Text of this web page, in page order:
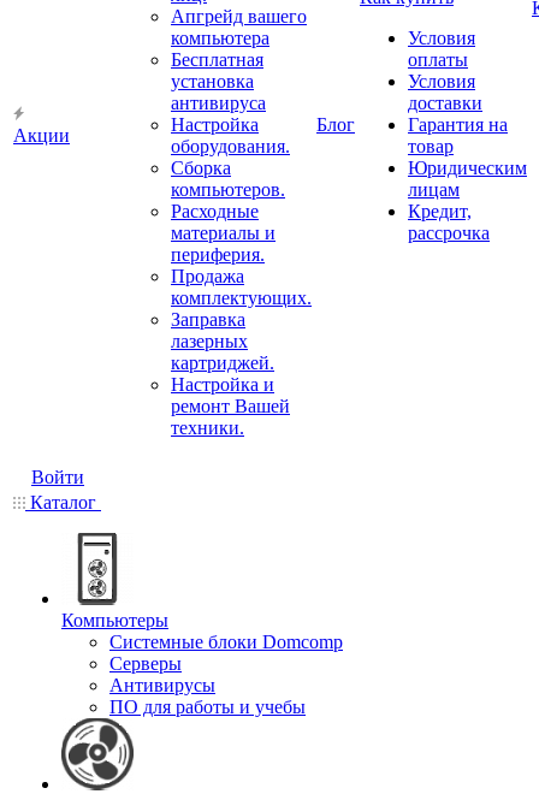
Акции
Апгрейд вашего
компьютера
Бесплатная
установка
антивируса
Настройка
оборудования.
Сборка
компьютеров.
Расходные
материалы и
периферия.
Продажа
комплектующих.
Заправка
лазерных
картриджей.
Настройка и
ремонт Вашей
техники.
Блог
Условия
оплаты
Условия
доставки
Гарантия на
товар
Юридическим
лицам
Кредит,
рассрочка
Войти
Каталог
Компьютеры
Системные блоки Domcomp
Серверы
Антивирусы
ПО для работы и учебы